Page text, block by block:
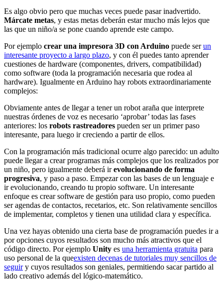
Es algo obvio pero que muchas veces puede pasar inadvertido.
Márcate metas, y estas metas deberán estar mucho más lejos que
las que un niño/a se pone cuando aprende este campo.
Por ejemplo crear una impresora 3D con Arduino puede serun
interesante proyecto a largo plazo, y con él puedes tanto aprender
cuestiones de hardware (componentes, drivers, compatibilidad)
como software (toda la programación necesaria que rodea al
hardware). Igualmente en Arduino hay robots extraordinariamente
complejos:
Obviamente antes de llegar a tener un robot araña que interprete
nuestras órdenes de voz es necesario ‘aprobar’ todas las fases
anteriores: los robots rastreadores pueden ser un primer paso
interesante, para luego ir creciendo a partir de ellos.
Con la programación más tradicional ocurre algo parecido: un adulto
puede llegar a crear programas más complejos que los realizados por
un niño, pero igualmente deberá irevolucionando de forma
progresiva, y paso a paso. Empezar con las bases de un lenguaje e
ir evolucionando, creando tu propio software. Un interesante
enfoque es crear software de gestión para uso propio, como pueden
ser agendas de contactos, recetarios, etc. Son relativamente sencillos
de implementar, completos y tienen una utilidad clara y específica.
Una vez hayas obtenido una cierta base de programación puedes ir a
por opciones cuyos resultados son mucho más atractivos que el
código directo. Por ejemplo Unity es una herramienta gratuita para
uso personal de la queexisten decenas de tutoriales muy sencillos de
seguiry cuyos resultados son geniales, permitiendo sacar partido al
lado creativo además del lógico-matemático.